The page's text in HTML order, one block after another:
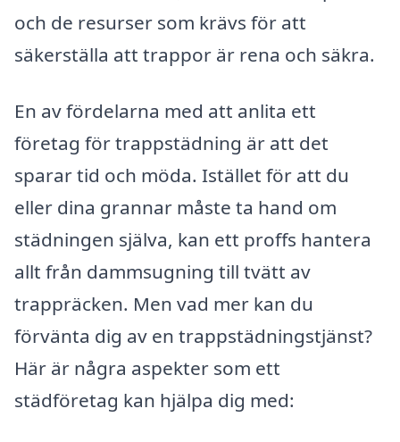
och de resurser som krävs för att
säkerställa att trappor är rena och säkra.
En av fördelarna med att anlita ett
företag för trappstädning är att det
sparar tid och möda. Istället för att du
eller dina grannar måste ta hand om
städningen själva, kan ett proffs hantera
allt från dammsugning till tvätt av
trappräcken. Men vad mer kan du
förvänta dig av en trappstädningstjänst?
Här är några aspekter som ett
städföretag kan hjälpa dig med: